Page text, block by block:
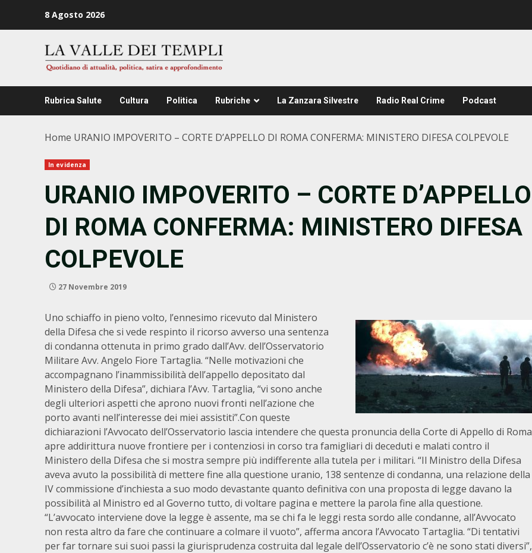
8 Agosto 2026
Rubrica Salute Cultura Politica Rubriche La Zanzara Silvestre Radio Real Crime Podcast
Home URANIO IMPOVERITO – CORTE D’APPELLO DI ROMA CONFERMA: MINISTERO DIFESA COLPEVOLE
In evidenza
URANIO IMPOVERITO – CORTE D’APPELLO
DI ROMA CONFERMA: MINISTERO DIFESA
COLPEVOLE
27 Novembre 2019
Uno schiaffo in pieno volto, l’ennesimo ricevuto dal Ministero
della Difesa che si vede respinto il ricorso avverso una sentenza
di condanna ottenuta in primo grado dall’Avv. dell’Osservatorio
Militare Avv. Angelo Fiore Tartaglia. “Nelle motivazioni che
accompagnano l’inammissibilità dell’appello depositato dal
Ministero della Difesa”, dichiara l’Avv. Tartaglia, “vi sono anche
degli ulteriori aspetti che aprono nuovi fronti nell’azione che
porto avanti nell’interesse dei miei assistiti”.Con queste
dichiarazioni l’Avvocato dell’Osservatorio lascia intendere che questa pronuncia della Corte di Appello di Roma
apre addirittura nuove frontiere per i contenziosi in corso tra famigliari di deceduti e malati contro il
Ministero della Difesa che si mostra sempre più indifferente alla tutela per i militari. “Il Ministro della Difesa
aveva avuto la possibilità di mettere fine alla questione uranio, 138 sentenze di condanna, una relazione della
IV commissione d’inchiesta a suo modo devastante quanto definitiva con una proposta di legge davano la
possibilità al Ministro ed al Governo tutto, di voltare pagina e mettere la parola fine alla questione.
“L’avvocato interviene dove la legge è assente, ma se chi fa le leggi resta sordo alle condanne, all’Avvocato
non resta altro da fare che continuare a colmare il vuoto”, afferma ancora l’Avvocato Tartaglia. “Di tentativi
per far tornare sui suoi passi la giurisprudenza costruita dal legale dell’Osservatorio c’è ne sono stati diversi”,